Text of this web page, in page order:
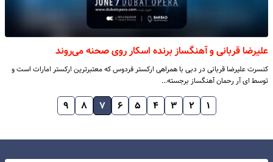
علیرضا قربانی و آهنگساز برنده اسکار روی صحنه می‌روند
کنسرت علیرضا قربانی در دبی با همراهی ارکستر فردوس که معتبرترین ارکستر امارات است و
توسط ای آر رحمان آهنگساز برجسته…
۱ ۲ ۳ ۴ ۵ ۶ ۷ ۸ ۹